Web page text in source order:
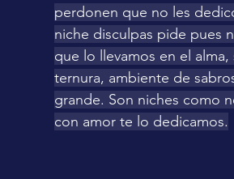
perdonen que no les
niche disculpas pide pues
que lo llevamos en el
ternura, ambiente de
grande. Son niches como
con amor te lo dedicamos.